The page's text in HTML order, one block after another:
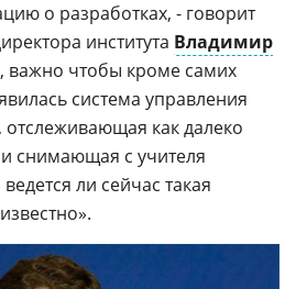
о разработках, - говорит
института Владимир
важно чтобы кроме самих
система управления
как далеко
снимающая с учителя
ли сейчас такая